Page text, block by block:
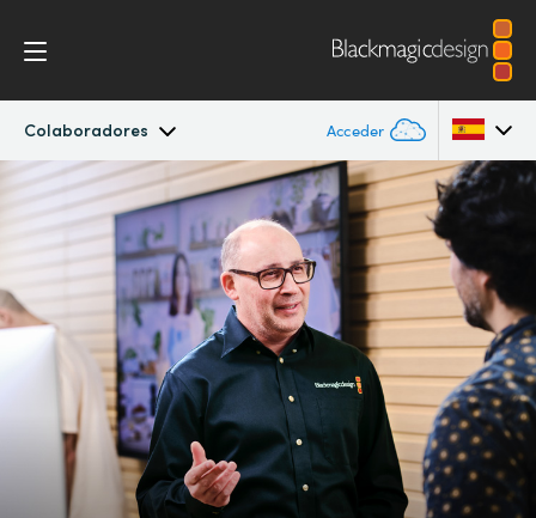
Colaboradores Acceder
Empresa
Colaboradores
Argentina
Australia
Austria
Brazil
Canada
China
Denmark